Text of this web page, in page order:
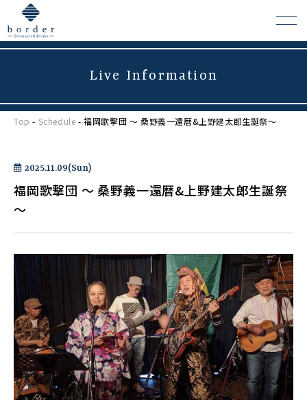
よくある質問
Live Information
Top - Schedule - 福岡歌撃団 ～ 桑野義一還暦&上野建太郎生誕祭～
2025.11.09(Sun)
福岡歌撃団 ～ 桑野義一還暦&上野建太郎生誕祭
～